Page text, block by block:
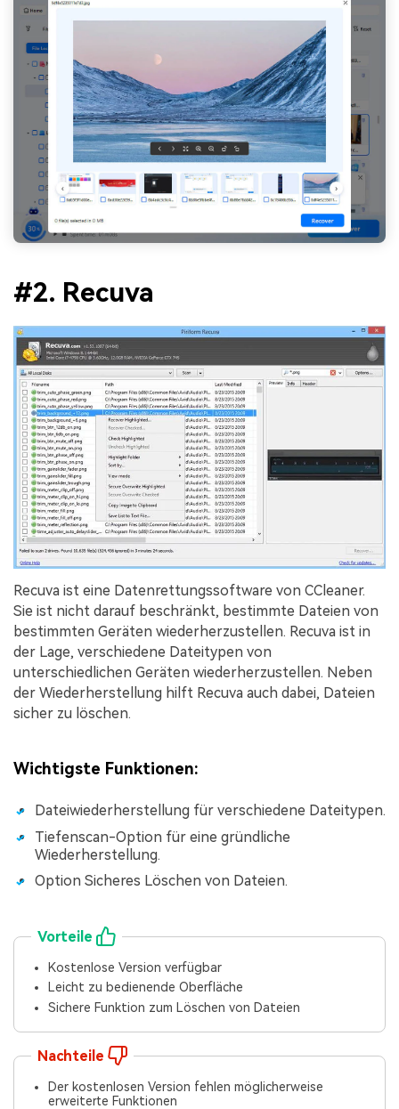
#2. Recuva
Recuva ist eine Datenrettungssoftware von CCleaner.
Sie ist nicht darauf beschränkt, bestimmte Dateien von
bestimmten Geräten wiederherzustellen. Recuva ist in
der Lage, verschiedene Dateitypen von
unterschiedlichen Geräten wiederherzustellen. Neben
der Wiederherstellung hilft Recuva auch dabei, Dateien
sicher zu löschen.
Wichtigste Funktionen:
Dateiwiederherstellung für verschiedene Dateitypen.
Tiefenscan-Option für eine gründliche
Wiederherstellung.
Option Sicheres Löschen von Dateien.
Vorteile
Kostenlose Version verfügbar
Leicht zu bedienende Oberfläche
Sichere Funktion zum Löschen von Dateien
Nachteile
Der kostenlosen Version fehlen möglicherweise
erweiterte Funktionen